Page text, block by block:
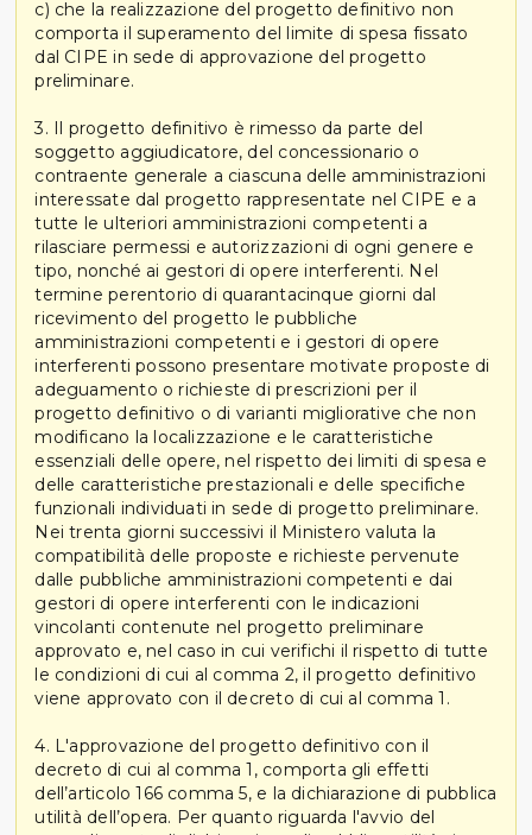
c) che la realizzazione del progetto definitivo non
comporta il superamento del limite di spesa fissato
dal CIPE in sede di approvazione del progetto
preliminare.
3. Il progetto definitivo è rimesso da parte del
soggetto aggiudicatore, del concessionario o
contraente generale a ciascuna delle amministrazioni
interessate dal progetto rappresentate nel CIPE e a
tutte le ulteriori amministrazioni competenti a
rilasciare permessi e autorizzazioni di ogni genere e
tipo, nonché ai gestori di opere interferenti. Nel
termine perentorio di quarantacinque giorni dal
ricevimento del progetto le pubbliche
amministrazioni competenti e i gestori di opere
interferenti possono presentare motivate proposte di
adeguamento o richieste di prescrizioni per il
progetto definitivo o di varianti migliorative che non
modificano la localizzazione e le caratteristiche
essenziali delle opere, nel rispetto dei limiti di spesa e
delle caratteristiche prestazionali e delle specifiche
funzionali individuati in sede di progetto preliminare.
Nei trenta giorni successivi il Ministero valuta la
compatibilità delle proposte e richieste pervenute
dalle pubbliche amministrazioni competenti e dai
gestori di opere interferenti con le indicazioni
vincolanti contenute nel progetto preliminare
approvato e, nel caso in cui verifichi il rispetto di tutte
le condizioni di cui al comma 2, il progetto definitivo
viene approvato con il decreto di cui al comma 1.
4. L'approvazione del progetto definitivo con il
decreto di cui al comma 1, comporta gli effetti
dell’articolo 166 comma 5, e la dichiarazione di pubblica
utilità dell’opera. Per quanto riguarda l'avvio del